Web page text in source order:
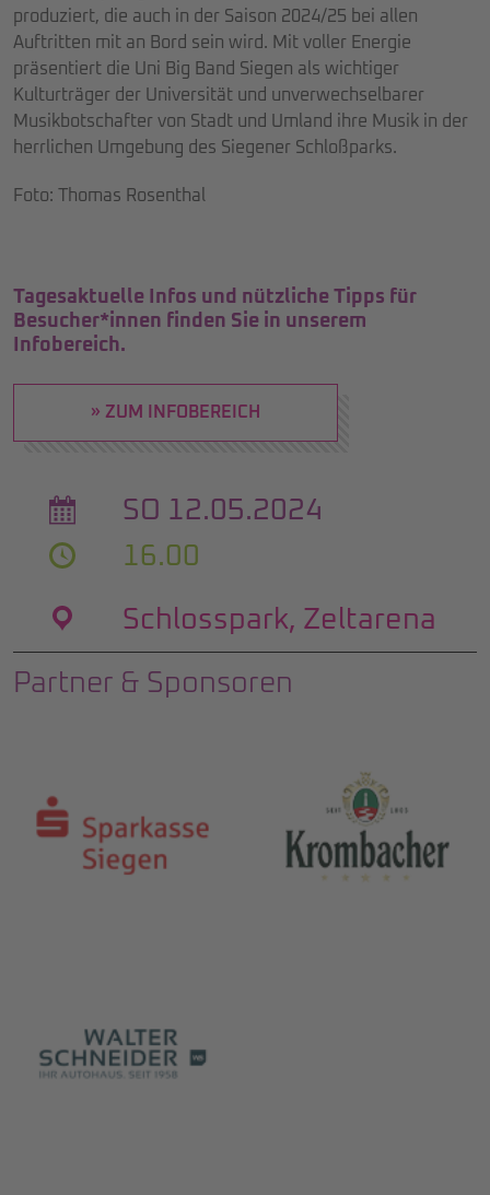
produziert, die auch in der Saison 2024/25 bei allen
Auftritten mit an Bord sein wird. Mit voller Energie
präsentiert die Uni Big Band Siegen als wichtiger
Kulturträger der Universität und unverwechselbarer
Musikbotschafter von Stadt und Umland ihre Musik in der
herrlichen Umgebung des Siegener Schloßparks.
Foto: Thomas Rosenthal
Tagesaktuelle Infos und nützliche Tipps für
Besucher*innen finden Sie in unserem
Infobereich.
» ZUM INFOBEREICH
SO 12.05.2024
16.00
Schlosspark, Zeltarena
Partner & Sponsoren